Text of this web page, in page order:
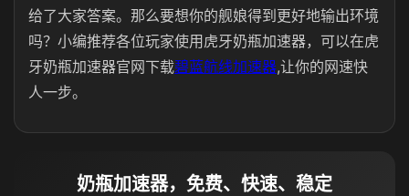
给了大家答案。那么要想你的舰娘得到更好地输出环境
吗？小编推荐各位玩家使用虎牙奶瓶加速器，可以在虎
牙奶瓶加速器官网下载碧蓝航线加速器,让你的网速快
人一步。
奶瓶加速器，免费、快速、稳定